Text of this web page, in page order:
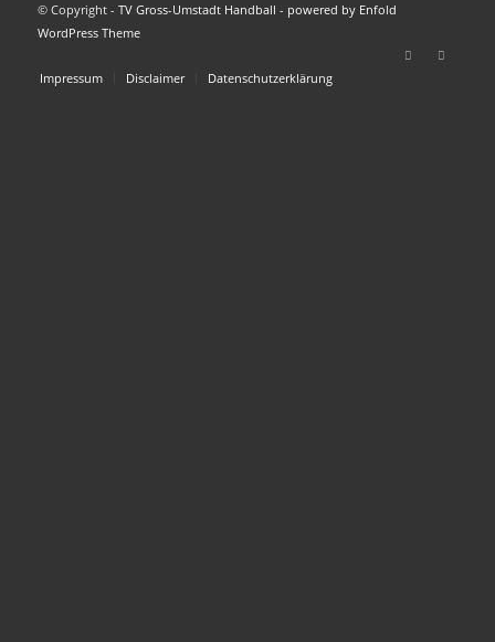
© Copyright - TV Gross-Umstadt Handball - powered by Enfold
WordPress Theme
Impressum Disclaimer Datenschutzerklärung